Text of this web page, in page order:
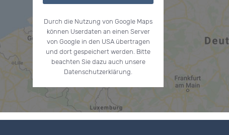
Durch die Nutzung von Google Maps
können Userdaten an einen Server
von Google in den USA übertragen
und dort gespeichert werden. Bitte
beachten Sie dazu auch unsere
Datenschutzerklärung.